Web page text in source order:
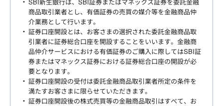
SBI新生銀行は、SBI証券またはマネックス証券を委託金融
商品取引業者とし、有価証券の売買の媒介等を金融商品仲
介業務として行います。
証券口座開設とは、お客さまの選択された委託金融商品取
引業者に証券総合口座を開設することをいいます。金融商
品仲介サービスにおける有価証券のご購入に際してはSBI証
券またはマネックス証券における証券総合口座の開設が必
要となります。
証券口座開設の受付は委託金融商品取引業者所定の条件を
満たすお客さまに限らせていただきます。
証券口座開設後の株式売買等の金融商品取引はすべて、お